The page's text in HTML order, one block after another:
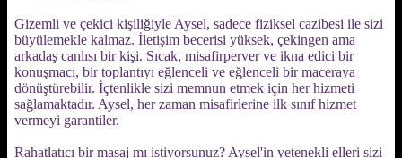
Gizemli ve çekici kişiliğiyle Aysel, sadece fiziksel cazibesi ile sizi
büyülemekle kalmaz. İletişim becerisi yüksek, çekingen ama
arkadaş canlısı bir kişi. Sıcak, misafirperver ve ikna edici bir
konuşmacı, bir toplantıyı eğlenceli ve eğlenceli bir maceraya
dönüştürebilir. İçtenlikle sizi memnun etmek için her hizmeti
sağlamaktadır. Aysel, her zaman misafirlerine ilk sınıf hizmet
vermeyi garantiler.
Rahatlatıcı bir masaj mı istiyorsunuz? Aysel'in yetenekli elleri sizi